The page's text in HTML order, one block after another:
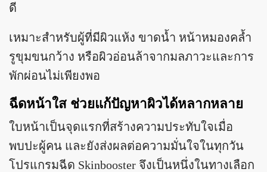
ดี
เหมาะสำหรับผู้ที่มีผิวแห้ง ขาดน้ำ หน้าหมองคล้ำ
รูขุมขนกว้าง หรือผิวอ่อนล้าจากมลภาวะและการ
พักผ่อนไม่เพียงพอ
ฉีดหน้าใส ช่วยแก้ปัญหาผิวได้หลากหลาย
ใบหน้าเป็นจุดแรกที่สร้างความประทับใจเมื่อ
พบปะผู้คน และยังส่งผลต่อความมั่นใจในทุกวัน
โปรแกรมฉีด Skinbooster จึงเป็นหนึ่งในทางเลือก